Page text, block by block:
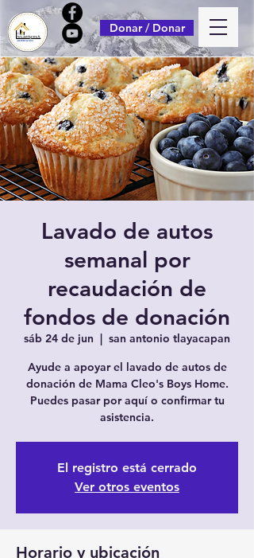
Donar / Donar
Lavado de autos
semanal por
recaudación de
fondos de donación
sáb 24 de jun
  |
san antonio tlayacapan
Ayude a apoyar el lavado de autos de
donación de Mama Cleo's Boys Home.
Puedes pasar por aquí o confirmar tu
asistencia.
El registro está cerrado
Ver otros eventos
Horario y ubicación